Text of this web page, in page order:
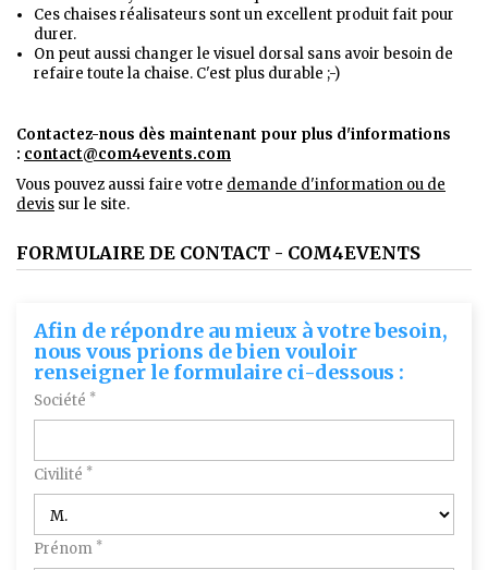
Ces chaises réalisateurs sont un excellent produit fait pour
durer.
On peut aussi changer le visuel dorsal sans avoir besoin de
refaire toute la chaise. C'est plus durable ;-)
Contactez-nous dès maintenant pour plus d'informations
: contact@com4events.com
Vous pouvez aussi faire votre demande d'information ou de
devis sur le site.
FORMULAIRE DE CONTACT - COM4EVENTS
Afin de répondre au mieux à votre besoin,
nous vous prions de bien vouloir
renseigner le formulaire ci-dessous :
Société *
Civilité *
Prénom *